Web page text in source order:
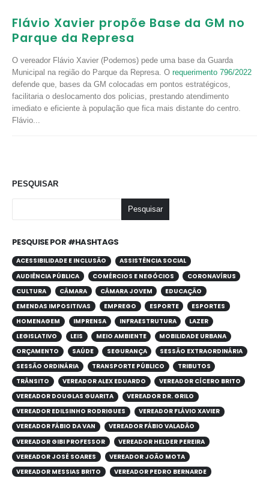
Flávio Xavier propõe Base da GM no
Parque da Represa
O vereador Flávio Xavier (Podemos) pede uma base da Guarda
Municipal na região do Parque da Represa. O requerimento 796/2022
defende que, bases da GM colocadas em pontos estratégicos,
facilitaria o deslocamento dos policias, prestando atendimento
imediato e eficiente à população que fica mais distante do centro.
Flávio...
PESQUISAR
Pesquisar
PESQUISE POR #HASHTAGS
ACESSIBILIDADE E INCLUSÃO
ASSISTÊNCIA SOCIAL
AUDIÊNCIA PÚBLICA
COMÉRCIOS E NEGÓCIOS
CORONAVÍRUS
CULTURA
CÂMARA CÂMARA JOVEM
EDUCAÇÃO
EMENDAS IMPOSITIVAS
EMPREGO ESPORTE
ESPORTES
HOMENAGEM
IMPRENSA INFRAESTRUTURA
LAZER
LEGISLATIVO
LEIS MEIO AMBIENTE
MOBILIDADE URBANA
ORÇAMENTO
SAÚDE SEGURANÇA
SESSÃO EXTRAORDINÁRIA
SESSÃO ORDINÁRIA
TRANSPORTE PÚBLICO
TRIBUTOS
TRÂNSITO
VEREADOR ALEX EDUARDO
VEREADOR CÍCERO BRITO
VEREADOR DOUGLAS GUARITA
VEREADOR DR. GRILO
VEREADOR EDILSINHO RODRIGUES
VEREADOR FLÁVIO XAVIER
VEREADOR FÁBIO DA VAN
VEREADOR FÁBIO VALADÃO
VEREADOR GIBI PROFESSOR
VEREADOR HELDER PEREIRA
VEREADOR JOSÉ SOARES
VEREADOR JOÃO MOTA
VEREADOR MESSIAS BRITO
VEREADOR PEDRO BERNARDE